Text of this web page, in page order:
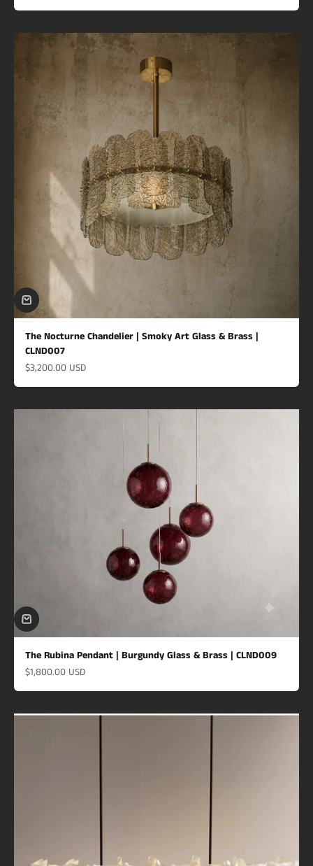
The Nocturne Chandelier | Smoky Art Glass & Brass |
CLND007
Prix de vente
$3,200.00 USD
The Rubina Pendant | Burgundy Glass & Brass | CLND009
Prix de vente
$1,800.00 USD